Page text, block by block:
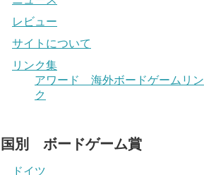
レビュー
サイトについて
リンク集
アワード 海外ボードゲームリン
ク
国別 ボードゲーム賞
ドイツ